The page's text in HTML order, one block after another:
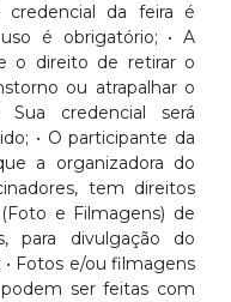
da feira é
é obrigatório; • A
o direito de retirar o
ou atrapalhar o
credencial será
• O participante da
a organizadora do
tem direitos
e Filmagens) de
para divulgação do
Fotos e/ou filmagens
ser feitas com